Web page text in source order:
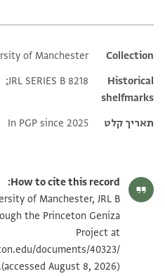
Additional metadata
Collection
of Manchester
Historical
shelfmarks
JRL SERIES B 8218;
תאריך קלט In PGP since 2025
How to cite this record:
of Manchester, JRL B
the Princeton Geniza
Project at
documents/40323/
(accessed August 8, 2026).